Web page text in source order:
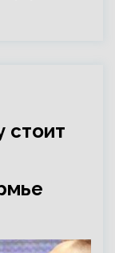
стоит